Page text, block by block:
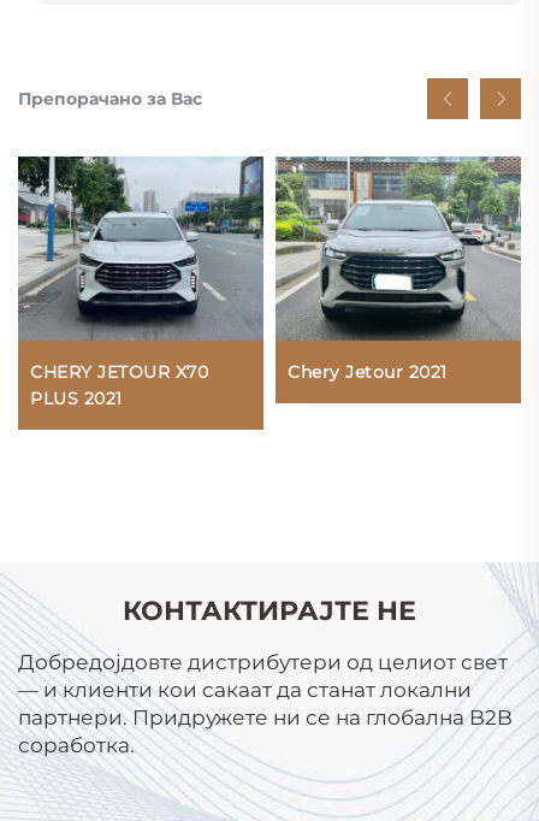
Препорачано за Вас
CHERY JETOUR X70
PLUS 2021
Chery Jetour 2021
КОНТАКТИРАЈТЕ НЕ
Добредојдовте дистрибутери од целиот свет
— и клиенти кои сакаат да станат локални
партнери. Придружете ни се на глобална B2B
соработка.